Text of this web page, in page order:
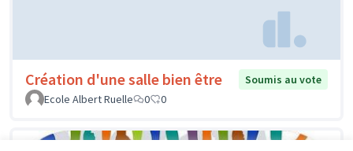
Création d'une salle bien être
Soumis au vote
Ecole Albert Ruelle
0 0